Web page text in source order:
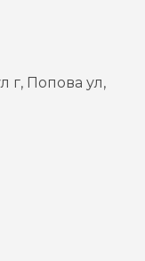
г, Попова ул,